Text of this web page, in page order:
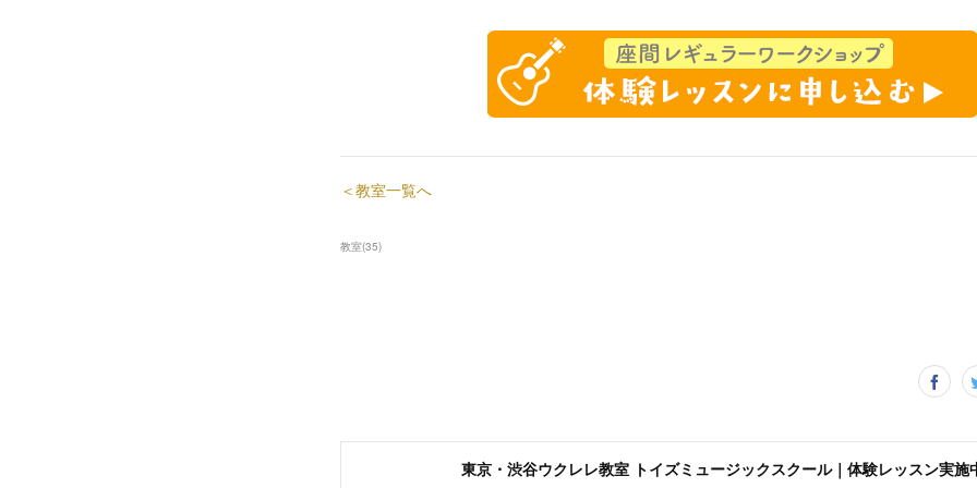
＜教室一覧へ
教室(35)
東京・渋谷ウクレレ教室 トイズミュージックスクール｜体験レッスン実施